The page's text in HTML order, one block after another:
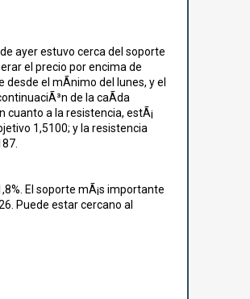
ayer estuvo cerca del soporte
el precio por encima de
el mÃ­nimo del lunes, y el
de la caÃ­da
a la resistencia, estÃ¡
1,5100; y la resistencia
El soporte mÃ¡s importante
Puede estar cercano al